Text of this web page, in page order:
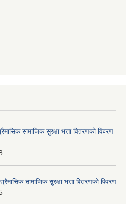
सामाजिक सुरक्षा भत्ता वितरणको विवरण
सामाजिक सुरक्षा भत्ता वितरणको विवरण